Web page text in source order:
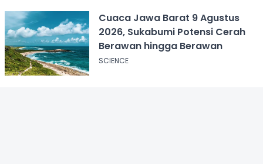
Cuaca Jawa Barat 9 Agustus
2026, Sukabumi Potensi Cerah
Berawan hingga Berawan
SCIENCE